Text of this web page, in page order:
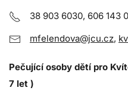
38 903 6030, 606 143
mfelendova@jcu.cz,
Pečující osoby dětí pro
7 let )